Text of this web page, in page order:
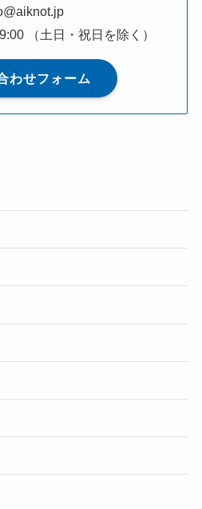
（土日・祝日を除く）
わせフォーム